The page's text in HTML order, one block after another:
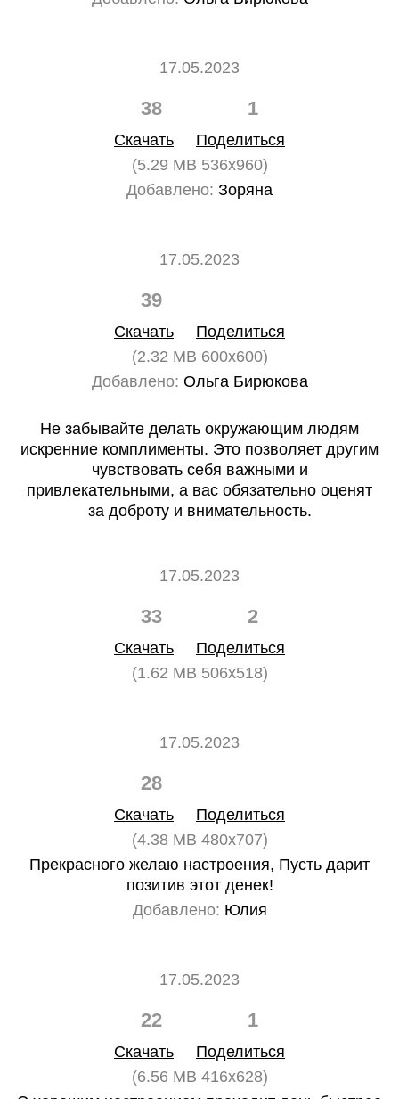
17.05.2023
38 1
Скачать
Поделиться
(5.29 MB 536x960)
Добавлено: Зоряна
17.05.2023
39
Скачать
Поделиться
(2.32 MB 600x600)
Добавлено: Ольга Бирюкова
Не забывайте делать окружающим людям
искренние комплименты. Это позволяет другим
чувствовать себя важными и
привлекательными, а вас обязательно оценят
за доброту и внимательность.
17.05.2023
33 2
Скачать
Поделиться
(1.62 MB 506x518)
17.05.2023
28
Скачать
Поделиться
(4.38 MB 480x707)
Прекрасного желаю настроения, Пусть дарит
позитив этот денек!
Добавлено: Юлия
17.05.2023
22 1
Скачать
Поделиться
(6.56 MB 416x628)